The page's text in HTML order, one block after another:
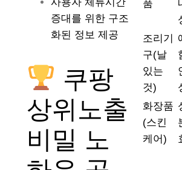
증대를 위한 구조
화된 정보 제공
쿠팡
상위노출
비밀 노
품
조리기
구(날
있는
것)
화장품
(스킨
케어)